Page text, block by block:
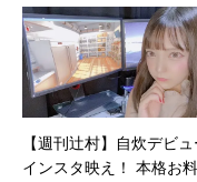
【週刊辻村】自炊デビ
インスタ映え！ 本格お